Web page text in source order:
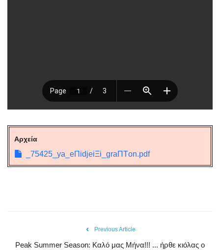
Αρχεία
_75425_ya_eΠidjeiΞi_graΠΤon.pdf
Previous Article
Peak Summer Season: Kαλό μας Μήνα!!! ... ήρθε κιόλας ο